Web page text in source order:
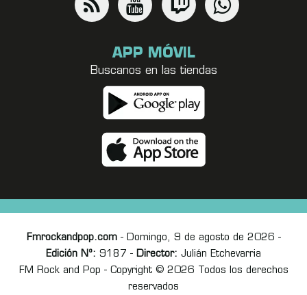
APP MÓVIL
Buscanos en las tiendas
Fmrockandpop.com- Domingo, 9 de agosto de 2026 -
Edición Nº: 9187 - Director: Julián Etchevarria
FM Rock and Pop - Copyright © 2026 Todos los derechos
reservados